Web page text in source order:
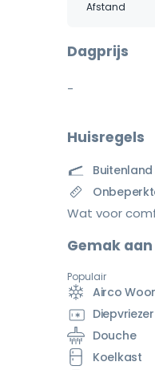
Dagprijs
-
Huisregels
Wat voor
Gemak
Populair
Airco
Diepvriezer
Douche
Koelkast